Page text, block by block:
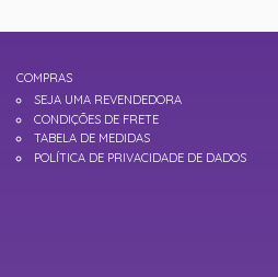
COMPRAS
SEJA UMA REVENDEDORA
CONDIÇÕES DE FRETE
TABELA DE MEDIDAS
POLÍTICA DE PRIVACIDADE DE DADOS